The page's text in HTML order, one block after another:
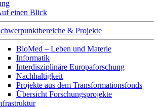
einen Blick
& Projekte
BioMed – Leben und Materie
Informatik
Interdisziplinäre Europaforschung
Nachhaltigkeit
Projekte aus dem Transformationsfonds
Übersicht Forschungsprojekte